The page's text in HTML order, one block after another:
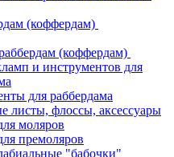
(коффердам)
(коффердам)
и инструментов для
для раббердама
листы, флоссы, аксессуары
моляров
премоляров
"бабочки"